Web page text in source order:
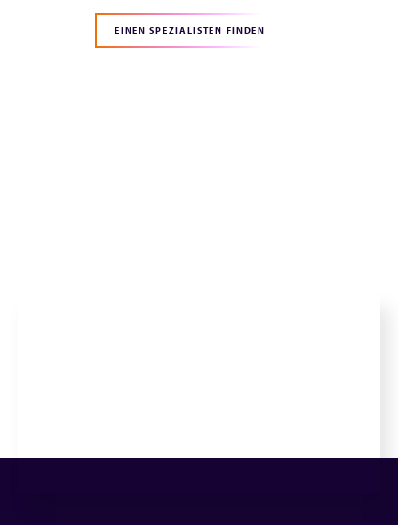
EINEN SPEZIALISTEN FINDEN